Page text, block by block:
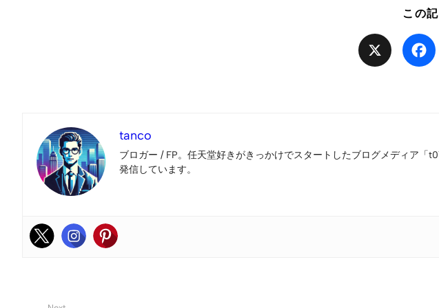
この
tanco
ブロガー / FP。任天堂好きがきっかけでスタートしたブログメディア「
発信しています。